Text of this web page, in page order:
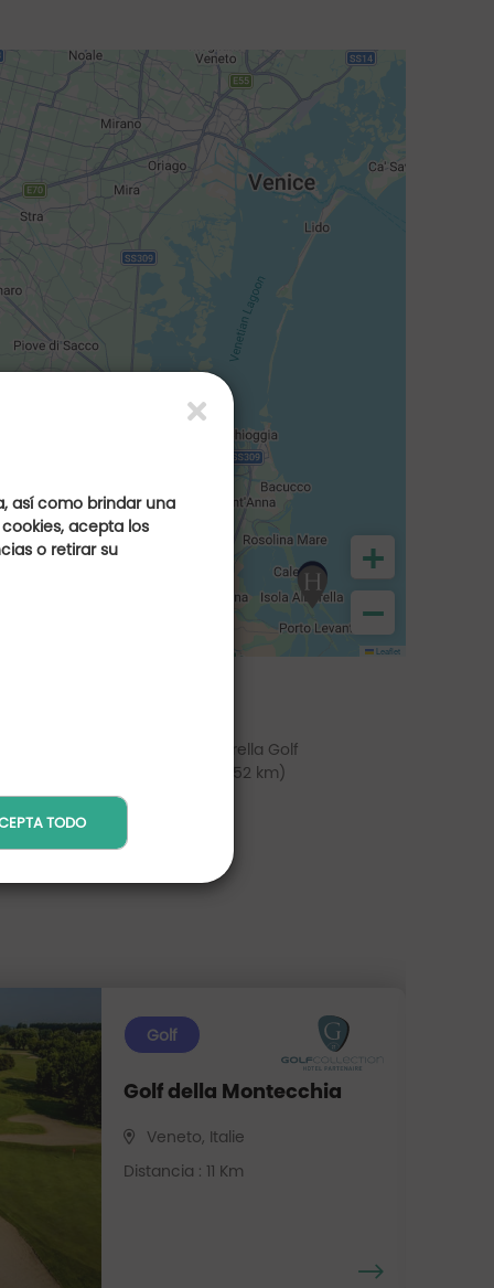
así como brindar una
acepta los
o retirar su
TODO
+
−
Leaflet
Albarella Golf
(a 52 km)
Golf
Golf della Montecchia
Veneto, Italie
Distancia : 11 Km